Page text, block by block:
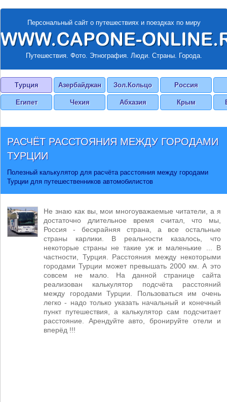
Персональный сайт о путешествиях и поездках по миру
Путешествия. Фото. Этнография. Люди. Страны. Города.
Турция Азербайджан Зол.Кольцо Россия
Египет Чехия Абхазия Крым
РАСЧЁТ РАССТОЯНИЯ МЕЖДУ ГОРОДАМИ
ТУРЦИИ
Полезный калькулятор для расчёта расстояния между городами
Турции для путешественников автомобилистов
Не знаю как вы, мои многоуважаемые читатели, а я
достаточно длительное время считал, что мы,
Россия - бескрайняя страна, а все остальные
страны карлики. В реальности казалось, что
некоторые страны не такие уж и маленькие ... В
частности, Турция. Расстояния между некоторыми
городами Турции может превышать 2000 км. А это
совсем не мало. На данной странице сайта
реализован калькулятор подсчёта расстояний
между городами Турции. Пользоваться им очень
легко - надо только указать начальный и конечный
пункт путешествия, а калькулятор сам подсчитает
расстояние. Арендуйте авто, бронируйте отели и
вперёд !!!